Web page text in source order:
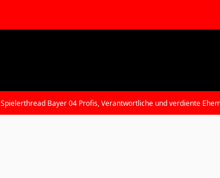
Spielerthread Bayer 04 Profis, Verantwortliche und verdiente